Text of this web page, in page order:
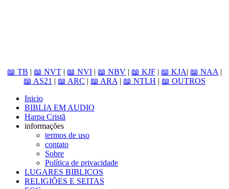
📖 TB | 📖 NVT | 📖 NVI | 📖 NBV | 📖 KJF | 📖 KJA| 📖 NAA |
📖 AS21 | 📖 ARC | 📖 ARA | 📖 NTLH | 📖 OUTROS
Inicio
BIBLIA EM AUDIO
Harpa Cristã
informações
termos de uso
contato
Sobre
Política de privacidade
LUGARES BIBLICOS
RELIGIÕES E SEITAS